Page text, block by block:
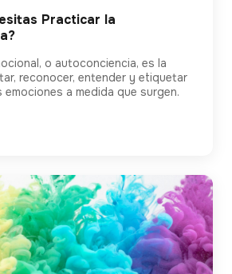
Practicar la
o autoconciencia, es la
reconocer, entender y etiquetar
a medida que surgen.